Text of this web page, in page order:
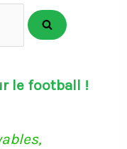
le football !